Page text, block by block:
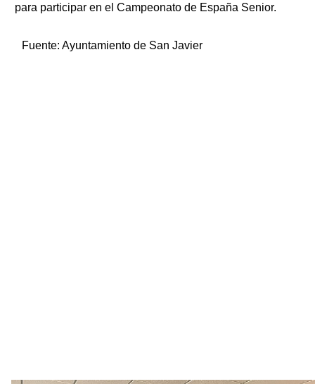
para participar en el Campeonato de España Senior.
Fuente: Ayuntamiento de San Javier